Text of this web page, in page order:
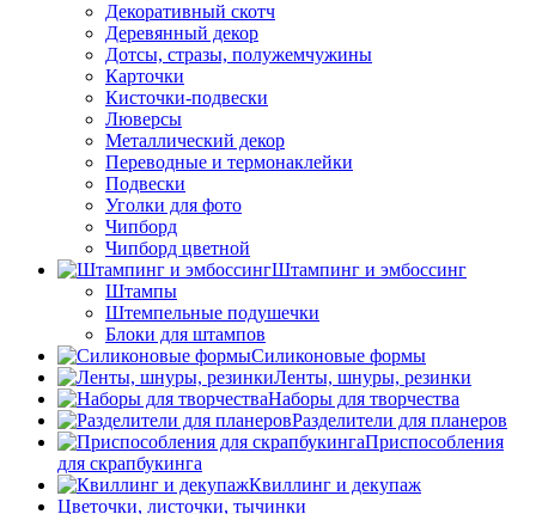
Декоративный скотч
Деревянный декор
Дотсы, стразы, полужемчужины
Карточки
Кисточки-подвески
Люверсы
Металлический декор
Переводные и термонаклейки
Подвески
Уголки для фото
Чипборд
Чипборд цветной
Штампинг и эмбоссинг
Штампы
Штемпельные подушечки
Блоки для штампов
Силиконовые формы
Ленты, шнуры, резинки
Наборы для творчества
Разделители для планеров
Приспособления
для скрапбукинга
Квиллинг и декупаж
Цветочки, листочки, тычинки